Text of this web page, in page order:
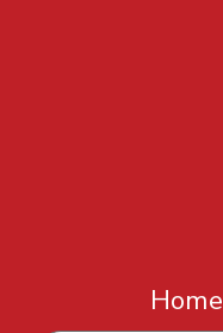
Home